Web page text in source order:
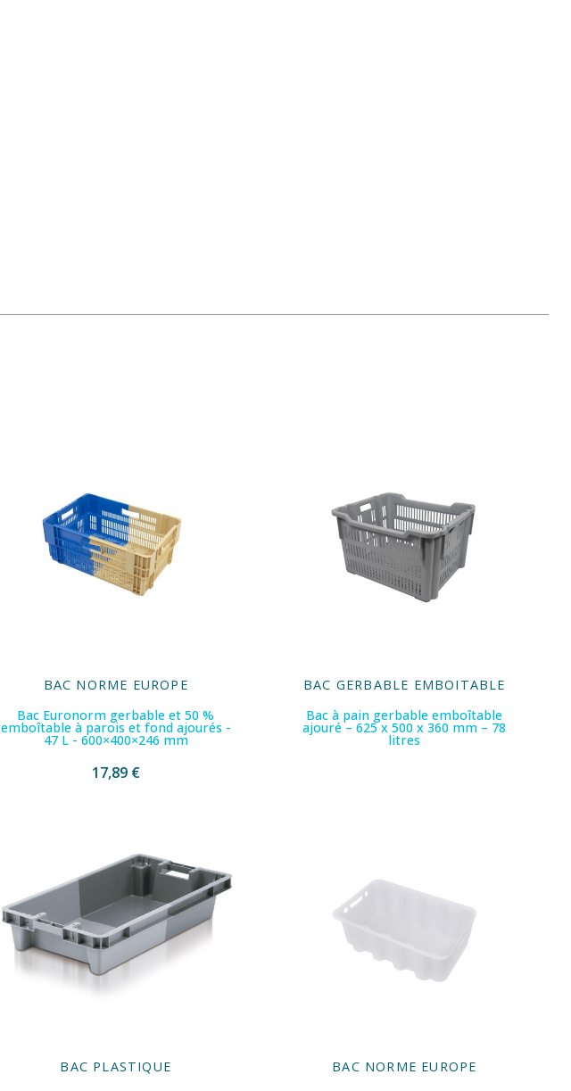
BAC NORME EUROPE
Bac Euronorm gerbable et 50 %
emboîtable à parois et fond ajourés -
47 L - 600×400×246 mm
17,89 €
BAC GERBABLE EMBOITABLE
Bac à pain gerbable emboîtable
ajouré – 625 x 500 x 360 mm – 78
litres
BAC PLASTIQUE
BAC NORME EUROPE